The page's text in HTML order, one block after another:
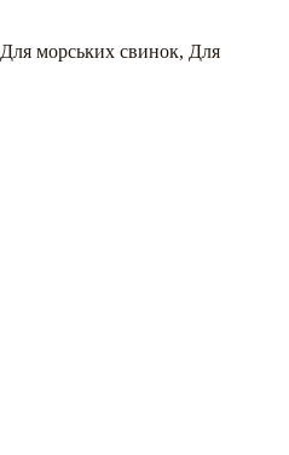
Для морських свинок, Для